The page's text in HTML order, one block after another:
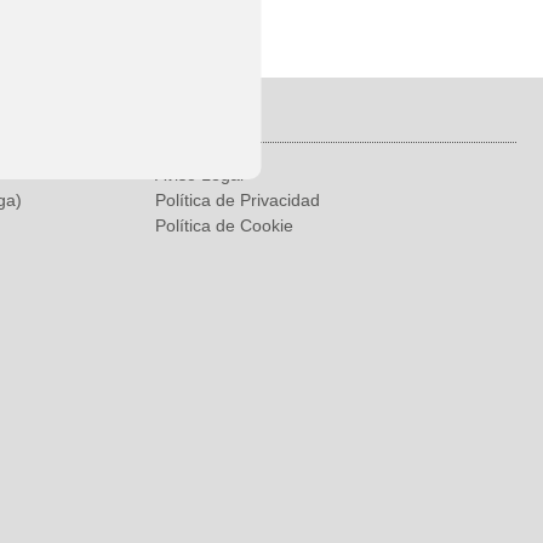
Política de Privacidad
Política de Cookie